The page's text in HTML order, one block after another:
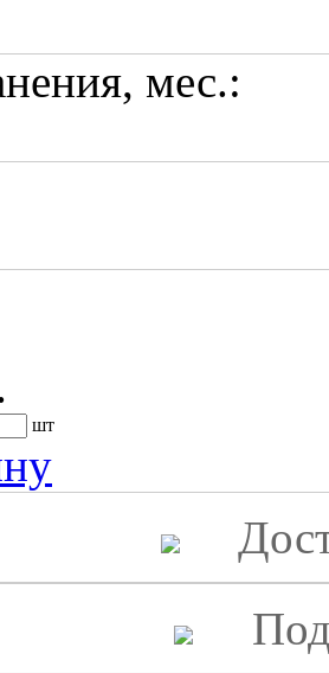
мес.:
шт